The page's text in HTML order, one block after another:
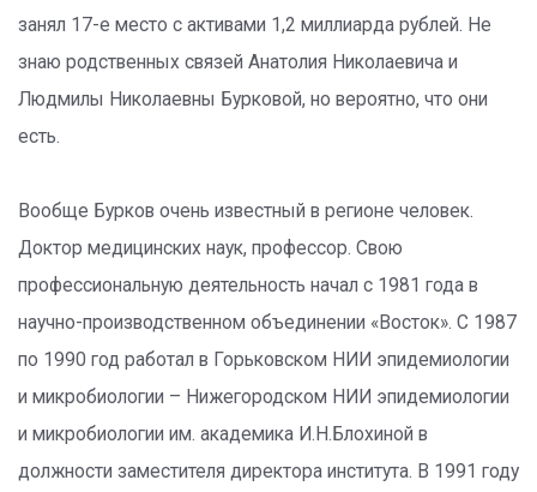
занял 17-е место с активами 1,2 миллиарда рублей. Не
знаю родственных связей Анатолия Николаевича и
Людмилы Николаевны Бурковой, но вероятно, что они
есть.
Вообще Бурков очень известный в регионе человек.
Доктор медицинских наук, профессор. Свою
профессиональную деятельность начал с 1981 года в
научно-производственном объединении «Восток». С 1987
по 1990 год работал в Горьковском НИИ эпидемиологии
и микробиологии – Нижегородском НИИ эпидемиологии
и микробиологии им. академика И.Н.Блохиной в
должности заместителя директора института. В 1991 году